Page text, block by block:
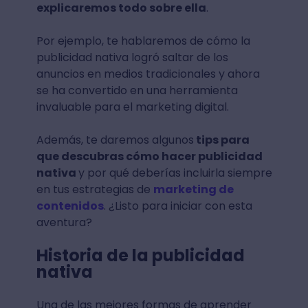
explicaremos todo sobre ella.
Por ejemplo, te hablaremos de cómo la
publicidad nativa logró saltar de los
anuncios en medios tradicionales y ahora
se ha convertido en una herramienta
invaluable para el marketing digital.
Además, te daremos algunos tips para
que descubras cómo hacer publicidad
nativay por qué deberías incluirla siempre
en tus estrategias de marketing de
contenidos. ¿Listo para iniciar con esta
aventura?
Historia de la publicidad
nativa